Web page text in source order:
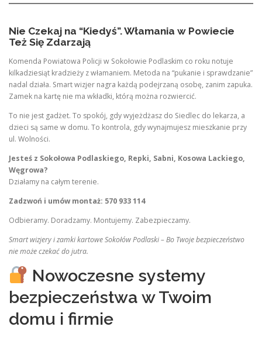
Nie Czekaj na “Kiedyś”. Włamania w Powiecie
Też Się Zdarzają
Komenda Powiatowa Policji w Sokołowie Podlaskim co roku notuje
kilkadziesiąt kradzieży z włamaniem. Metoda na “pukanie i sprawdzanie”
nadal działa. Smart wizjer nagra każdą podejrzaną osobę, zanim zapuka.
Zamek na kartę nie ma wkładki, którą można rozwiercić.
To nie jest gadżet. To spokój, gdy wyjeżdżasz do Siedlec do lekarza, a
dzieci są same w domu. To kontrola, gdy wynajmujesz mieszkanie przy
ul. Wolności.
Jesteś z Sokołowa Podlaskiego, Repki, Sabni, Kosowa Lackiego,
Węgrowa?
Działamy na całym terenie.
Zadzwoń i umów montaż: 570 933 114
Odbieramy. Doradzamy. Montujemy. Zabezpieczamy.
Smart wizjery i zamki kartowe Sokołów Podlaski – Bo Twoje bezpieczeństwo
nie może czekać do jutra.
Nowoczesne systemy
bezpieczeństwa w Twoim
domu i firmie